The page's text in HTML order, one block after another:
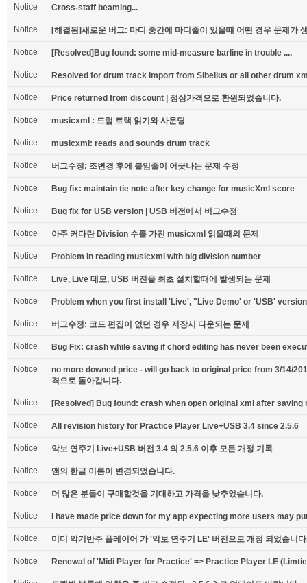
Notice Cross-staff beaming...
Notice [해결됨]새로운 버그: 마디 중간에 마디줄이 있을떄 어떤 경우 문제가
Notice [Resolved]Bug found: some mid-measure barline in trouble ....
Notice Resolved for drum track import from Sibelius or all other drum
Notice Price returned from discount | 정상가격으로 환원되었습니다.
Notice musicxml : 드럼 트랙 읽기와 사운딩
Notice musicxml: reads and sounds drum track
Notice 버그수정: 조변경 후에 붙임줄이 어긋나는 문제 수정
Notice Bug fix: maintain tie note after key change for musicXml score
Notice Bug fix for USB version | USB 버전에서 버그수정
Notice 아주 커다란 Division 수를 가진 musicxml 읽을때의 문제
Notice Problem in reading musicxml with big division number
Notice Live, Live 데모, USB 버전을 최초 설치할때에 발생되는 문제
Notice Problem when you first install 'Live', "Live Demo' or 'USB'
Notice 버그수정: 코드 편집이 없던 경우 저장시 다운되는 문제
Notice Bug Fix: crash while saving if chord editing has never been
Notice
no more downed price - will go back to original price from 3/14/
격으로 돌아갑니다.
Notice [Resolved] Bug found: crash when open original xml after saving
Notice All revision history for Practice Player Live+USB 3.4 since 2.5.6
Notice 악보 연주기 Live+USB 버전 3.4 의 2.5.6 이후 모든 개정 기록
Notice 앰의 한글 이름이 변경되었습니다.
Notice 더 많은 분들이 구매할것을 기대하고 가격을 낮추었습니다.
Notice I have made price down for my app expecting more users may
Notice 미디 악기반주 플레이어 가 '악보 연주기 LE' 버전으로 개정 되었습니
Notice Renewal of 'Midi Player for Practice' => Practice Player LE